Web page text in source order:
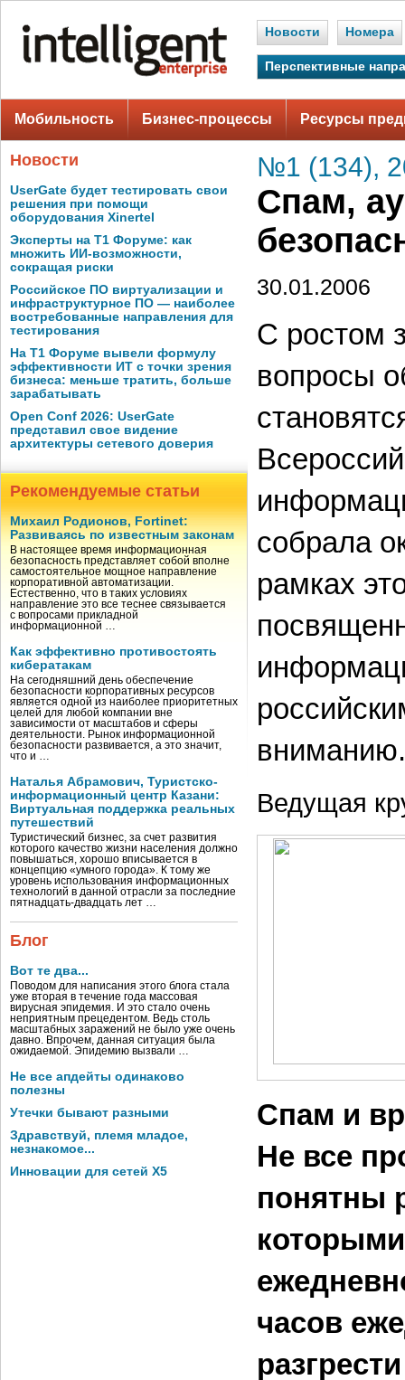
Новости Номера
Перспективные
Мобильность Бизнес-процессы Ресурсы
Новости
UserGate будет тестировать свои
решения при помощи
оборудования Xinertel
Эксперты на Т1 Форуме: как
множить ИИ-возможности,
сокращая риски
Российское ПО виртуализации и
инфраструктурное ПО — наиболее
востребованные направления для
тестирования
На Т1 Форуме вывели формулу
эффективности ИТ с точки зрения
бизнеса: меньше тратить, больше
зарабатывать
Open Conf 2026: UserGate
представил свое видение
архитектуры сетевого доверия
Рекомендуемые статьи
Михаил Родионов, Fortinet:
Развиваясь по известным законам
В настоящее время информационная
безопасность представляет собой вполне
самостоятельное мощное направление
корпоративной автоматизации.
Естественно, что в таких условиях
направление это все теснее связывается
с вопросами прикладной
информационной …
Как эффективно противостоять
кибератакам
На сегодняшний день обеспечение
безопасности корпоративных ресурсов
является одной из наиболее приоритетных
целей для любой компании вне
зависимости от масштабов и сферы
деятельности. Рынок информационной
безопасности развивается, а это значит,
что и …
Наталья Абрамович, Туристско-
информационный центр Казани:
Виртуальная поддержка реальных
путешествий
Туристический бизнес, за счет развития
которого качество жизни населения должно
повышаться, хорошо вписывается в
концепцию «умного города». К тому же
уровень использования информационных
технологий в данной отрасли за последние
пятнадцать-двадцать лет …
Блог
Вот те два...
Поводом для написания этого блога стала
уже вторая в течение года массовая
вирусная эпидемия. И это стало очень
неприятным прецедентом. Ведь столь
масштабных заражений не было уже очень
давно. Впрочем, данная ситуация была
ожидаемой. Эпидемию вызвали …
Не все апдейты одинаково
полезны
Утечки бывают разными
Здравствуй, племя младое,
незнакомое...
Инновации для сетей X5
№1 (134),
Спам,
30.01.2006
С ростом
вопросы
собрала
рамках
вниманию.
Ведущая
Спам и
Не все
понятны
часов